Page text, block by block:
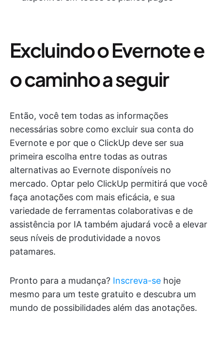
Excluindo o Evernote e
o caminho a seguir
Então, você tem todas as informações
necessárias sobre como excluir sua conta do
Evernote e por que o ClickUp deve ser sua
primeira escolha entre todas as outras
alternativas ao Evernote disponíveis no
mercado. Optar pelo ClickUp permitirá que você
faça anotações com mais eficácia, e sua
variedade de ferramentas colaborativas e de
assistência por IA também ajudará você a elevar
seus níveis de produtividade a novos
patamares.
Pronto para a mudança? Inscreva-se hoje
mesmo para um teste gratuito e descubra um
mundo de possibilidades além das anotações.